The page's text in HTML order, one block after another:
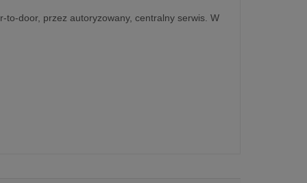
door, przez autoryzowany, centralny serwis. W